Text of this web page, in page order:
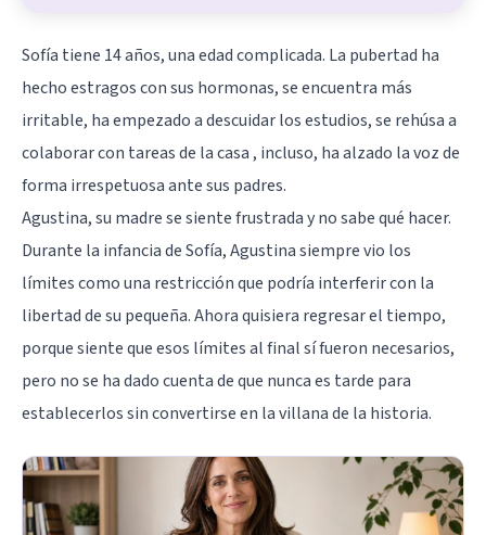
Sofía tiene 14 años, una edad complicada. La pubertad ha
hecho estragos con sus hormonas, se encuentra más
irritable, ha empezado a descuidar los estudios, se rehúsa a
colaborar con tareas de la casa , incluso, ha alzado la voz de
forma irrespetuosa ante sus padres.
Agustina, su madre se siente frustrada y no sabe qué hacer.
Durante la infancia de Sofía, Agustina siempre vio los
límites como una restricción que podría interferir con la
libertad de su pequeña. Ahora quisiera regresar el tiempo,
porque siente que esos límites al final sí fueron necesarios,
pero no se ha dado cuenta de que nunca es tarde para
establecerlos sin convertirse en la villana de la historia.